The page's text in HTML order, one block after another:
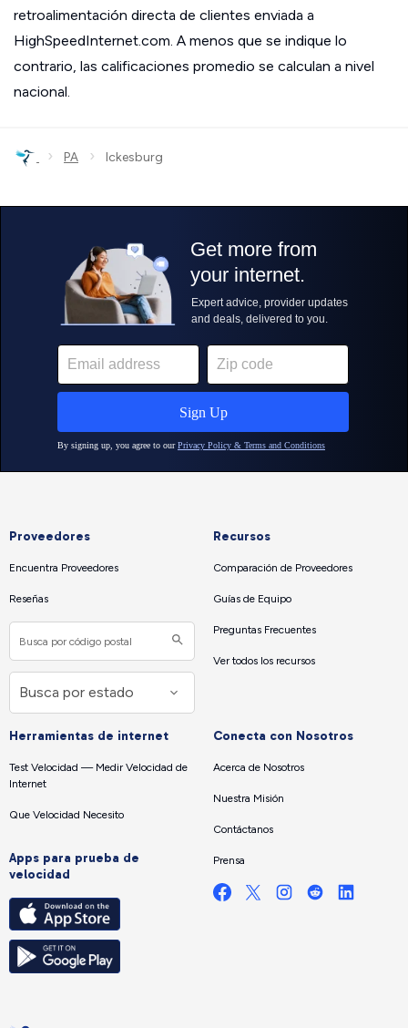
retroalimentación directa de clientes enviada a
HighSpeedInternet.com. A menos que se indique lo
contrario, las calificaciones promedio se calculan a nivel
nacional.
› PA › Ickesburg
Proveedores
Encuentra Proveedores
Reseñas
Recursos
Comparación de Proveedores
Guías de Equipo
Preguntas Frecuentes
Ver todos los recursos
Herramientas de internet
Test Velocidad — Medir Velocidad de
Internet
Que Velocidad Necesito
Apps para prueba de
velocidad
Conecta con Nosotros
Acerca de Nosotros
Nuestra Misión
Contáctanos
Prensa